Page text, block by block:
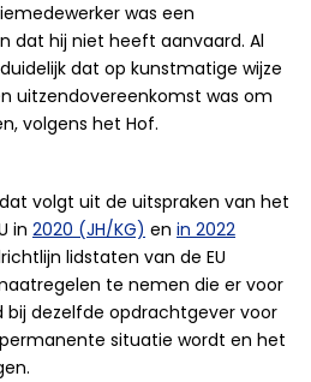
was een
dat hij niet heeft aanvaard. Al
dat op kunstmatige wijze
uitzendovereenkomst was om
volgens het Hof.
volgt uit de uitspraken van het
in 2020 (JH/KG) en in 2022
lidstaten van de EU
te nemen die er voor
bij dezelfde opdrachtgever voor
situatie wordt en het